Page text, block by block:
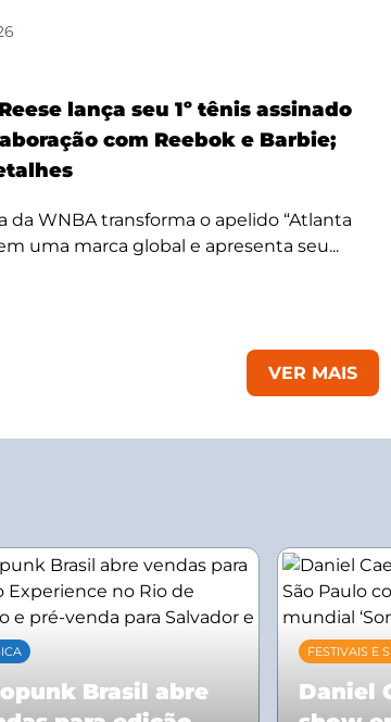
lança seu 1º tênis assinado
com Reebok e Barbie;
da WNBA transforma o apelido “Atlanta
uma marca global e apresenta seu...
VER MAIS
Brasil abre
FESTIVAIS E
Daniel